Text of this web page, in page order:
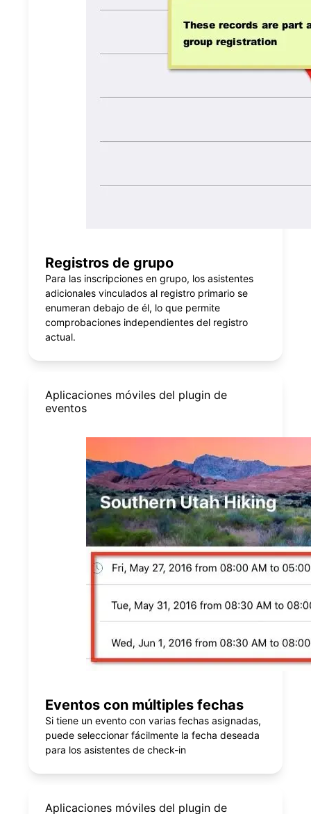
Registros de grupo
Para las inscripciones en grupo, los asistentes
adicionales vinculados al registro primario se
enumeran debajo de él, lo que permite
comprobaciones independientes del registro
actual.
Aplicaciones móviles del plugin de
eventos
Eventos con múltiples fechas
Si tiene un evento con varias fechas asignadas,
puede seleccionar fácilmente la fecha deseada
para los asistentes de check-in
Aplicaciones móviles del plugin de